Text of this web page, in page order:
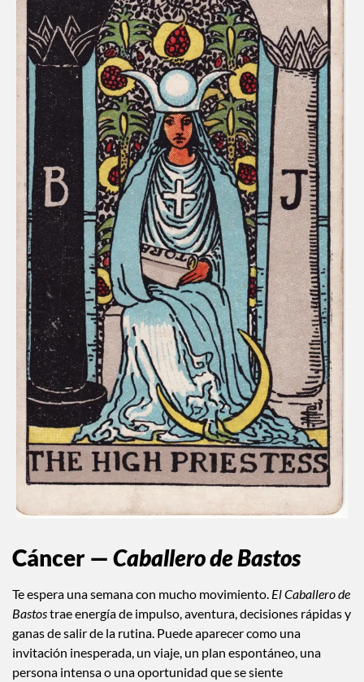
Cáncer — Caballero de Bastos
Te espera una semana con mucho movimiento. El Caballero de
Bastostrae energía de impulso, aventura, decisiones rápidas y
ganas de salir de la rutina. Puede aparecer como una
invitación inesperada, un viaje, un plan espontáneo, una
persona intensa o una oportunidad que se siente